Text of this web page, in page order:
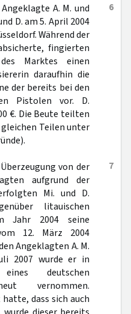
6
A. M. und
D. am 5. April 2004
Während der
fingierten
Marktes einen
daraufhin die
der bereits bei den
Pistolen vor. D.
€. Die Beute teilten
Teilen unter
7
von der
aufgrund der
Mi. und D.
litauischen
Jahr 2004 seine
12. März 2004
Angeklagten A. M.
2007 wurde er in
deutschen
vernommen.
dass sich auch